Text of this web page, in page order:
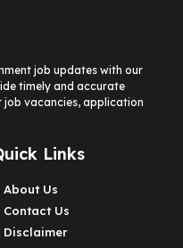
job updates with our
timely and accurate
vacancies, application
Links
About Us
Contact Us
Disclaimer